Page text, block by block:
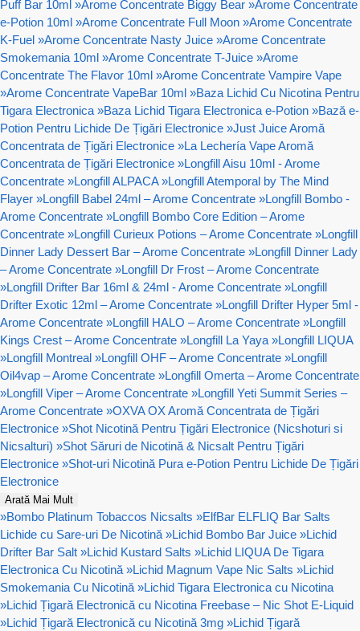
Puff Bar 10ml »Arome Concentrate Biggy Bear »Arome Concentrate
e-Potion 10ml »Arome Concentrate Full Moon »Arome Concentrate
K-Fuel »Arome Concentrate Nasty Juice »Arome Concentrate
Smokemania 10ml »Arome Concentrate T-Juice »Arome
Concentrate The Flavor 10ml »Arome Concentrate Vampire Vape
»Arome Concentrate VapeBar 10ml »Baza Lichid Cu Nicotina Pentru
Tigara Electronica »Baza Lichid Tigara Electronica e-Potion »Bază e-
Potion Pentru Lichide De Țigări Electronice »Just Juice Aromă
Concentrata de Țigări Electronice »La Lechería Vape Aromă
Concentrata de Țigări Electronice »Longfill Aisu 10ml - Arome
Concentrate »Longfill ALPACA »Longfill Atemporal by The Mind
Flayer »Longfill Babel 24ml – Arome Concentrate »Longfill Bombo -
Arome Concentrate »Longfill Bombo Core Edition – Arome
Concentrate »Longfill Curieux Potions – Arome Concentrate »Longfill
Dinner Lady Dessert Bar – Arome Concentrate »Longfill Dinner Lady
– Arome Concentrate »Longfill Dr Frost – Arome Concentrate
»Longfill Drifter Bar 16ml & 24ml - Arome Concentrate »Longfill
Drifter Exotic 12ml – Arome Concentrate »Longfill Drifter Hyper 5ml -
Arome Concentrate »Longfill HALO – Arome Concentrate »Longfill
Kings Crest – Arome Concentrate »Longfill La Yaya »Longfill LIQUA
»Longfill Montreal »Longfill OHF – Arome Concentrate »Longfill
Oil4vap – Arome Concentrate »Longfill Omerta – Arome Concentrate
»Longfill Viper – Arome Concentrate »Longfill Yeti Summit Series –
Arome Concentrate »OXVA OX Aromă Concentrata de Țigări
Electronice »Shot Nicotină Pentru Țigări Electronice (Nicshoturi si
Nicsalturi) »Shot Săruri de Nicotină & Nicsalt Pentru Țigări
Electronice »Shot-uri Nicotină Pura e-Potion Pentru Lichide De Țigări
Electronice
Arată Mai Mult
»Bombo Platinum Tobaccos Nicsalts »ElfBar ELFLIQ Bar Salts
Lichide cu Sare-uri De Nicotină »Lichid Bombo Bar Juice »Lichid
Drifter Bar Salt »Lichid Kustard Salts »Lichid LIQUA De Tigara
Electronica Cu Nicotină »Lichid Magnum Vape Nic Salts »Lichid
Smokemania Cu Nicotină »Lichid Tigara Electronica cu Nicotina
»Lichid Țigară Electronică cu Nicotina Freebase – Nic Shot E-Liquid
»Lichid Țigară Electronică cu Nicotină 3mg »Lichid Țigară